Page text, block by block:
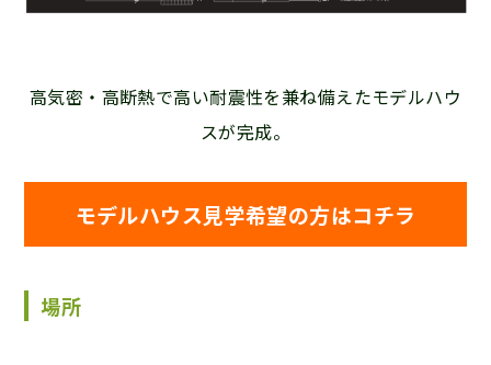
高気密・高断熱で高い耐震性を兼ね備えたモデルハウ
スが完成。
モデルハウス見学希望の方はコチラ
場所